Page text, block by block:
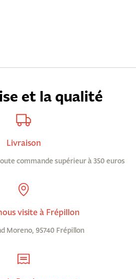
et la qualité
Livraison
commande supérieur à 350 euros
visite à Frépillon
Moreno, 95740 Frépillon